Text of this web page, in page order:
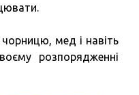
чорницю, мед і навіть
розпорядженні